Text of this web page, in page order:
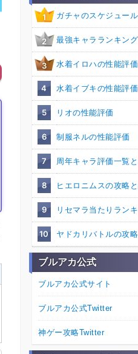
1 ガチャのスケジュー
2 最強キャラランキング
3 水着イロハの性能評価
4 水着イブキの性能評価
5 リオの性能評価
6 制服ネルの性能評価
7 周年キャラ評価一覧
8 ヒエロニムスの攻略
9 リセマラ当たりラン
10 ヤドカリバトルの攻
ブルアカ公式
ブルアカ公式サイト
ブルアカ公式Twitter
神ゲー攻略Twitter